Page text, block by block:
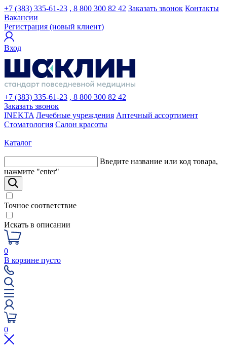
+7 (383) 335-61-23 , 8 800 300 82 42 Заказать звонок Контакты
Вакансии
Регистрация (новый клиент)
Вход
+7 (383) 335-61-23 , 8 800 300 82 42
Заказать звонок
INEKTA Лечебные учреждения Аптечный ассортимент
Стоматология Салон красоты
Каталог
Введите название или код товара,
нажмите "enter"
Точное соответствие
Искать в описании
0
В корзине пусто
0